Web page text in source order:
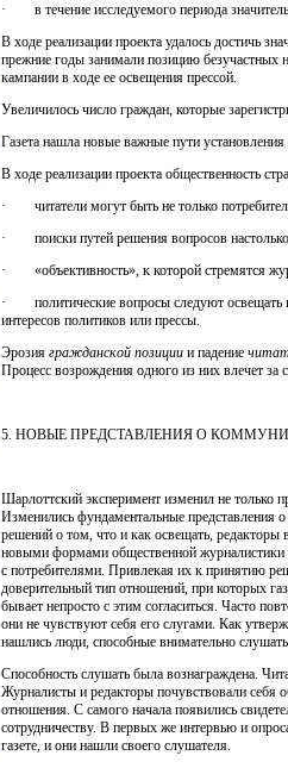
· в течение исследуемого периода
В ходе реализации проекта удалось достичь
прежние годы занимали позицию безучастных
кампании в ходе ее освещения прессой.
Увеличилось число граждан, которые
Газета нашла новые важные пути установления
В ходе реализации проекта общественность
· читатели могут быть не только
· поиски путей решения вопросов
· «объективность», к которой стремятся
· политические вопросы следуют освещать
интересов политиков или прессы.
Эрозия гражданской позиции и падение
Процесс возрождения одного из них влечет за
5. НОВЫЕ ПРЕДСТАВЛЕНИЯ О
Шарлоттский эксперимент изменил не только
Изменились фундаментальные представления
решений о том, что и как освещать, редакторы
новыми формами общественной журналистики
с потребителями. Привлекая их к принятию
доверительный тип отношений, при которых
бывает непросто с этим согласиться. Часто
они не чувствуют себя его слугами. Как
нашлись люди, способные внимательно
Способность слушать была вознаграждена.
Журналисты и редакторы почувствовали себя
отношения. С самого начала появились
сотрудничеству. В первых же интервью и
газете, и они нашли своего слушателя.